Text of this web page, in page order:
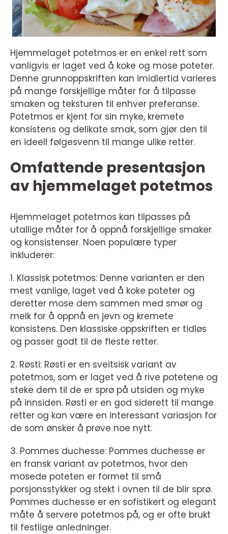
Hjemmelaget potetmos er en enkel rett som
vanligvis er laget ved å koke og mose poteter.
Denne grunnoppskriften kan imidlertid varieres
på mange forskjellige måter for å tilpasse
smaken og teksturen til enhver preferanse.
Potetmos er kjent for sin myke, kremete
konsistens og delikate smak, som gjør den til
en ideell følgesvenn til mange ulike retter.
Omfattende presentasjon
av hjemmelaget potetmos
Hjemmelaget potetmos kan tilpasses på
utallige måter for å oppnå forskjellige smaker
og konsistenser. Noen populære typer
inkluderer:
1. Klassisk potetmos: Denne varianten er den
mest vanlige, laget ved å koke poteter og
deretter mose dem sammen med smør og
melk for å oppnå en jevn og kremete
konsistens. Den klassiske oppskriften er tidløs
og passer godt til de fleste retter.
2. Røsti: Røsti er en sveitsisk variant av
potetmos, som er laget ved å rive potetene og
steke dem til de er sprø på utsiden og myke
på innsiden. Røsti er en god siderett til mange
retter og kan være en interessant variasjon for
de som ønsker å prøve noe nytt.
3. Pommes duchesse: Pommes duchesse er
en fransk variant av potetmos, hvor den
mosede poteten er formet til små
porsjonsstykker og stekt i ovnen til de blir sprø.
Pommes duchesse er en sofistikert og elegant
måte å servere potetmos på, og er ofte brukt
til festlige anledninger.